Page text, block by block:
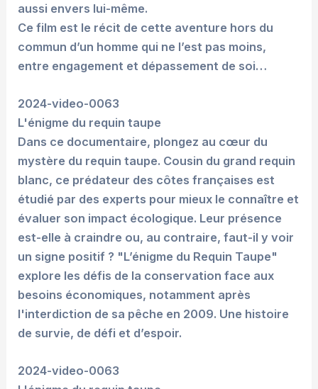
aussi envers lui-même.
Ce film est le récit de cette aventure hors du
commun d’un homme qui ne l’est pas moins,
entre engagement et dépassement de soi…
2024-video-0063
L'énigme du requin taupe
Dans ce documentaire, plongez au cœur du
mystère du requin taupe. Cousin du grand requin
blanc, ce prédateur des côtes françaises est
étudié par des experts pour mieux le connaître et
évaluer son impact écologique. Leur présence
est-elle à craindre ou, au contraire, faut-il y voir
un signe positif ? "L’énigme du Requin Taupe"
explore les défis de la conservation face aux
besoins économiques, notamment après
l'interdiction de sa pêche en 2009. Une histoire
de survie, de défi et d’espoir.
2024-video-0063